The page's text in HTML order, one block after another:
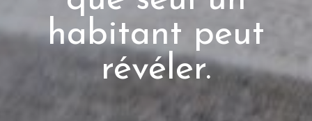
habitant peut
révéler.